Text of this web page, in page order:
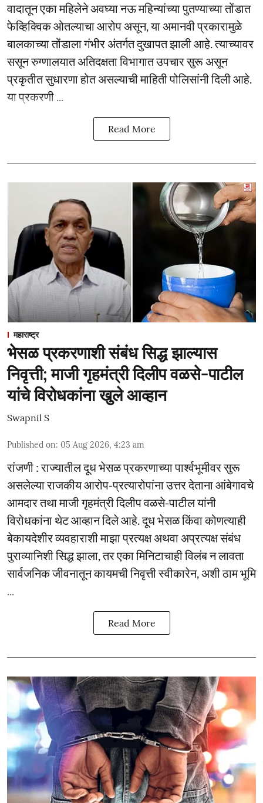
वादातून एका महिलेने अवघ्या नऊ महिन्यांच्या पुतण्याच्या तोंडात
फेव्हिक्विक ओतल्याचा आरोप असून, या अमानवी प्रकारामुळे
बालकाच्या तोंडाला गंभीर अंतर्गत दुखापत झाली आहे. त्याच्यावर
ससून रुग्णालयात अतिदक्षता विभागात उपचार सुरू असून
प्रकृतीत सुधारणा होत असल्याची माहिती पोलिसांनी दिली आहे.
या प्रकरणी ...
Read More
महाराष्ट्र
भेसळ प्रकरणाशी संबंध सिद्ध झाल्यास
निवृत्ती; माजी गृहमंत्री दिलीप वळसे-पाटील
यांचे विरोधकांना खुले आव्हान
Swapnil S
Published on: 05 Aug 2026, 4:23 am
रांजणी : राज्यातील दूध भेसळ प्रकरणाच्या पार्श्वभूमीवर सुरू
असलेल्या राजकीय आरोप-प्रत्यारोपांना उत्तर देताना आंबेगावचे
आमदार तथा माजी गृहमंत्री दिलीप वळसे-पाटील यांनी
विरोधकांना थेट आव्हान दिले आहे. दूध भेसळ किंवा कोणत्याही
बेकायदेशीर व्यवहाराशी माझा प्रत्यक्ष अथवा अप्रत्यक्ष संबंध
पुराव्यानिशी सिद्ध झाला, तर एका मिनिटाचाही विलंब न लावता
सार्वजनिक जीवनातून कायमची निवृत्ती स्वीकारेन, अशी ठाम भूमि
...
Read More